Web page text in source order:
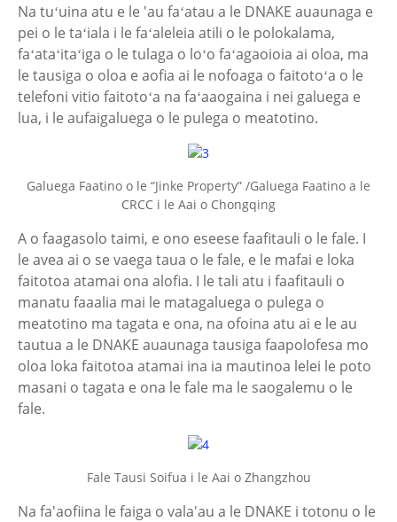
Na tuʻuina atu e le 'au faʻatau a le DNAKE auaunaga e
pei o le taʻiala i le faʻaleleia atili o le polokalama,
faʻataʻitaʻiga o le tulaga o loʻo faʻagaoioia ai oloa, ma
le tausiga o oloa e aofia ai le nofoaga o faitotoʻa o le
telefoni vitio faitotoʻa na faʻaaogaina i nei galuega e
lua, i le aufaigaluega o le pulega o meatotino.
Galuega Faatino o le “Jinke Property” /Galuega Faatino a le
CRCC i le Aai o Chongqing
A o faagasolo taimi, e ono eseese faafitauli o le fale. I
le avea ai o se vaega taua o le fale, e le mafai e loka
faitotoa atamai ona alofia. I le tali atu i faafitauli o
manatu faaalia mai le matagaluega o pulega o
meatotino ma tagata e ona, na ofoina atu ai e le au
tautua a le DNAKE auaunaga tausiga faapolofesa mo
oloa loka faitotoa atamai ina ia mautinoa lelei le poto
masani o tagata e ona le fale ma le saogalemu o le
fale.
Fale Tausi Soifua i le Aai o Zhangzhou
Na fa'aofiina le faiga o vala'au a le DNAKE i totonu o le